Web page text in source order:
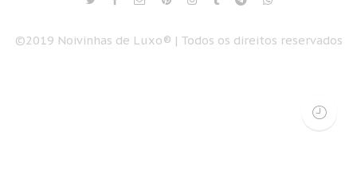
©2019 Noivinhas de Luxo® | Todos os direitos reservados